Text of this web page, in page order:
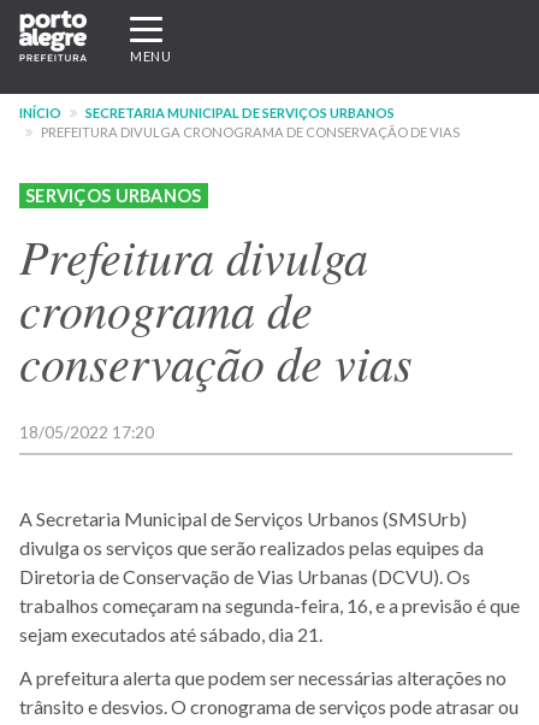
Pular
para
conteúdo
principal
Expandir/recolher
navegação
MENU
INÍCIO
SECRETARIA MUNICIPAL DE SERVIÇOS URBANOS
PREFEITURA DIVULGA CRONOGRAMA DE CONSERVAÇÃO DE VIAS
SERVIÇOS URBANOS
Prefeitura divulga
cronograma de
conservação de vias
18/05/2022 17:20
A Secretaria Municipal de Serviços Urbanos (SMSUrb)
divulga os serviços que serão realizados pelas equipes da
Diretoria de Conservação de Vias Urbanas (DCVU). Os
trabalhos começaram na segunda-feira, 16, e a previsão é que
sejam executados até sábado, dia 21.
A prefeitura alerta que podem ser necessárias alterações no
trânsito e desvios. O cronograma de serviços pode atrasar ou